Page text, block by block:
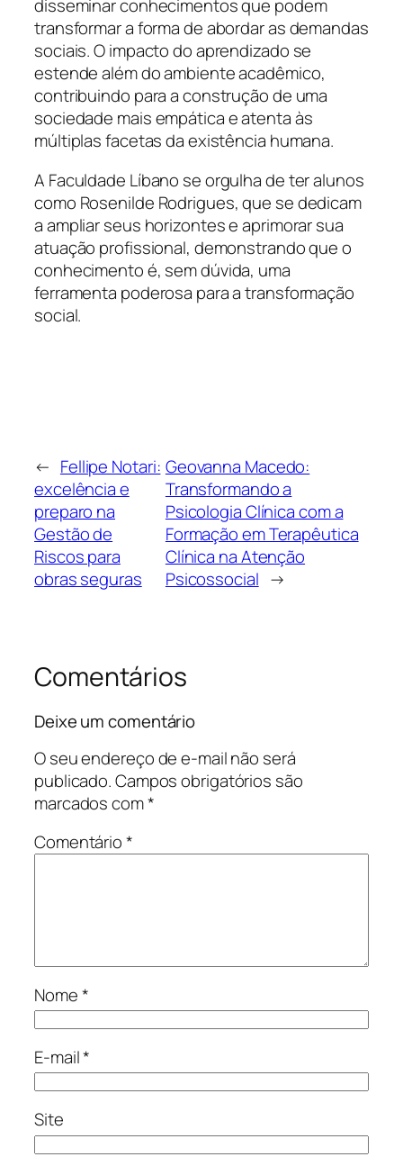
disseminar conhecimentos que podem
transformar a forma de abordar as demandas
sociais. O impacto do aprendizado se
estende além do ambiente acadêmico,
contribuindo para a construção de uma
sociedade mais empática e atenta às
múltiplas facetas da existência humana.
A Faculdade Líbano se orgulha de ter alunos
como Rosenilde Rodrigues, que se dedicam
a ampliar seus horizontes e aprimorar sua
atuação profissional, demonstrando que o
conhecimento é, sem dúvida, uma
ferramenta poderosa para a transformação
social.
← Fellipe Notari:
excelência e
preparo na
Gestão de
Riscos para
obras seguras
Geovanna Macedo:
Transformando a
Psicologia Clínica com a
Formação em Terapêutica
Clínica na Atenção
Psicossocial →
Comentários
Deixe um comentário
O seu endereço de e-mail não será
publicado.Campos obrigatórios são
marcados com*
Comentário*
Nome*
E-mail*
Site